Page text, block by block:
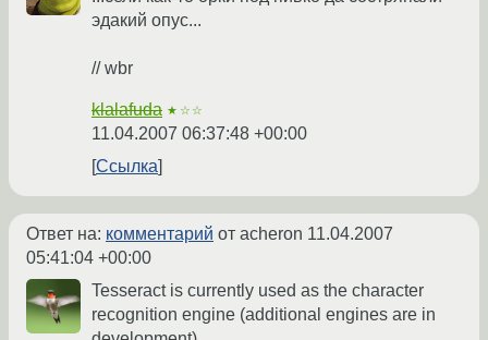
эдакий опус...
// wbr
klalafuda ★☆☆
11.04.2007 06:37:48 +00:00
Ссылка
Ответ на: комментарий от acheron 11.04.2007
05:41:04 +00:00
Tesseract is currently used as the character
recognition engine (additional engines are in